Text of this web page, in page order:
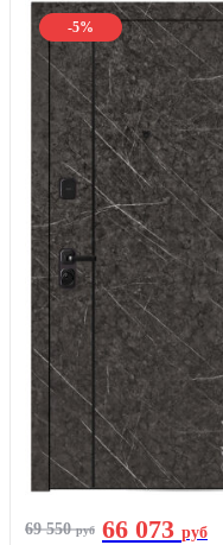
-5%
69 550руб 66 073 руб